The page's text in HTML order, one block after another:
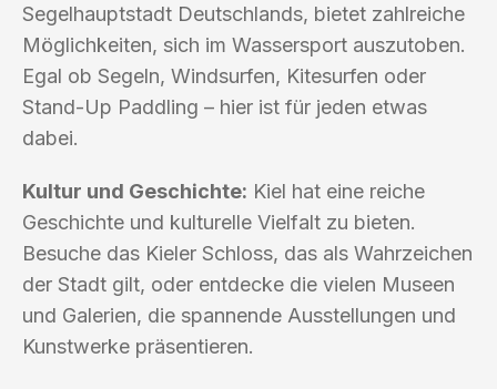
Segelhauptstadt Deutschlands, bietet zahlreiche
Möglichkeiten, sich im Wassersport auszutoben.
Egal ob Segeln, Windsurfen, Kitesurfen oder
Stand-Up Paddling – hier ist für jeden etwas
dabei.
Kultur und Geschichte: Kiel hat eine reiche
Geschichte und kulturelle Vielfalt zu bieten.
Besuche das Kieler Schloss, das als Wahrzeichen
der Stadt gilt, oder entdecke die vielen Museen
und Galerien, die spannende Ausstellungen und
Kunstwerke präsentieren.